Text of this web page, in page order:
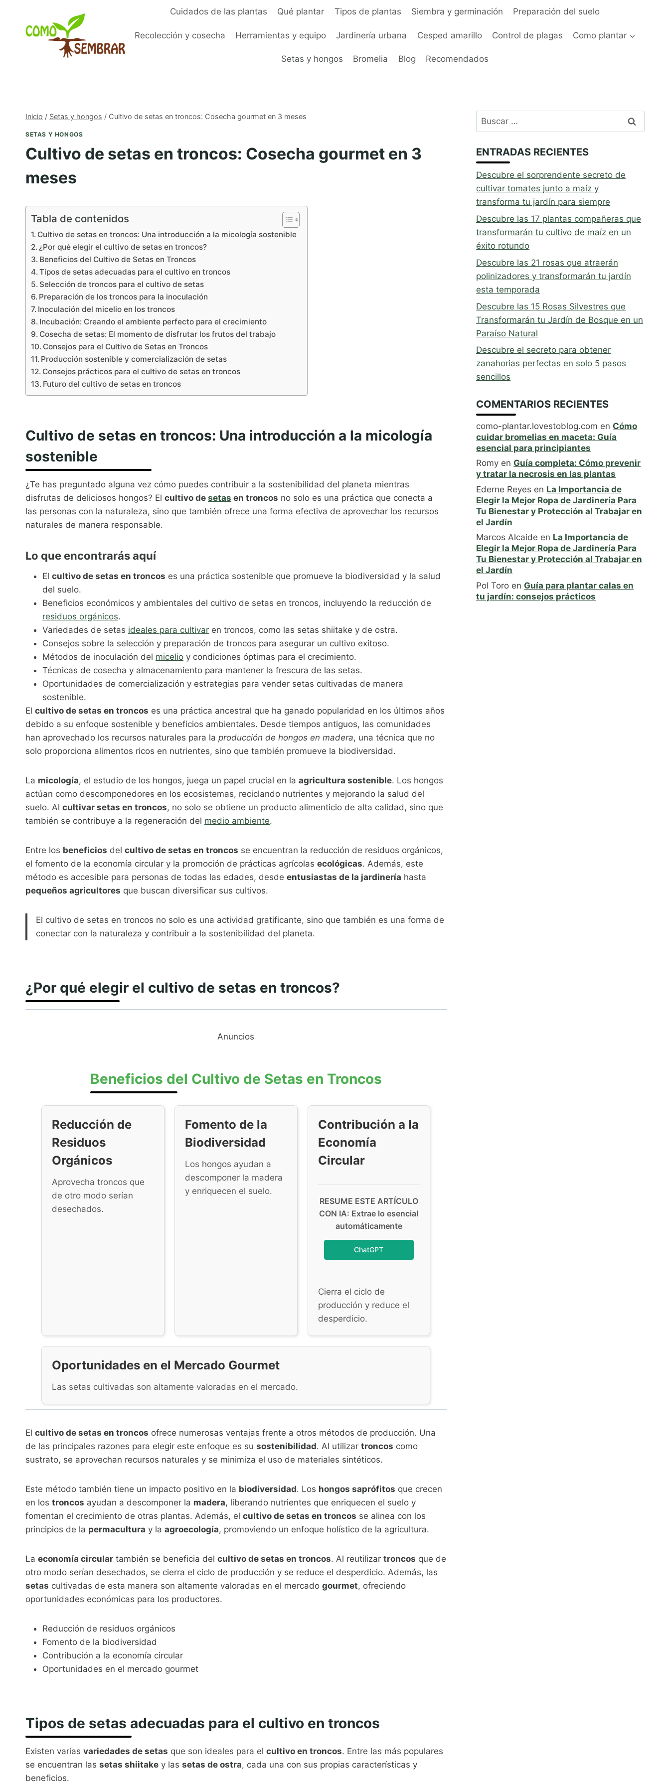
contenido
Cuidados de las plantas Qué plantar Tipos de plantas Siembra y germinación Preparación del suelo
Recolección y cosecha Herramientas y equipo Jardinería urbana Cesped amarillo Control de plagas Como plantar
Setas y hongos Bromelia Blog Recomendados
Inicio / Setas y hongos / Cultivo de setas en troncos: Cosecha gourmet en 3 meses
SETAS Y HONGOS
Cultivo de setas en troncos: Cosecha gourmet en 3
meses
Tabla de contenidos
Cultivo de setas en troncos: Una introducción a la micología sostenible
¿Por qué elegir el cultivo de setas en troncos?
Beneficios del Cultivo de Setas en Troncos
Tipos de setas adecuadas para el cultivo en troncos
Selección de troncos para el cultivo de setas
Preparación de los troncos para la inoculación
Inoculación del micelio en los troncos
Incubación: Creando el ambiente perfecto para el crecimiento
Cosecha de setas: El momento de disfrutar los frutos del trabajo
Consejos para el Cultivo de Setas en Troncos
Producción sostenible y comercialización de setas
Consejos prácticos para el cultivo de setas en troncos
Futuro del cultivo de setas en troncos
Cultivo de setas en troncos: Una introducción a la micología
sostenible
¿Te has preguntado alguna vez cómo puedes contribuir a la sostenibilidad del planeta mientras
disfrutas de deliciosos hongos? El cultivo de setas en troncos no solo es una práctica que conecta a
las personas con la naturaleza, sino que también ofrece una forma efectiva de aprovechar los recursos
naturales de manera responsable.
Lo que encontrarás aquí
El cultivo de setas en troncos es una práctica sostenible que promueve la biodiversidad y la salud
del suelo.
Beneficios económicos y ambientales del cultivo de setas en troncos, incluyendo la reducción de
residuos orgánicos.
Variedades de setas ideales para cultivar en troncos, como las setas shiitake y de ostra.
Consejos sobre la selección y preparación de troncos para asegurar un cultivo exitoso.
Métodos de inoculación del micelio y condiciones óptimas para el crecimiento.
Técnicas de cosecha y almacenamiento para mantener la frescura de las setas.
Oportunidades de comercialización y estrategias para vender setas cultivadas de manera
sostenible.
El cultivo de setas en troncos es una práctica ancestral que ha ganado popularidad en los últimos años
debido a su enfoque sostenible y beneficios ambientales. Desde tiempos antiguos, las comunidades
han aprovechado los recursos naturales para la producción de hongos en madera, una técnica que no
solo proporciona alimentos ricos en nutrientes, sino que también promueve la biodiversidad.
La micología, el estudio de los hongos, juega un papel crucial en la agricultura sostenible. Los hongos
actúan como descomponedores en los ecosistemas, reciclando nutrientes y mejorando la salud del
suelo. Al cultivar setas en troncos, no solo se obtiene un producto alimenticio de alta calidad, sino que
también se contribuye a la regeneración del medio ambiente.
Entre los beneficios del cultivo de setas en troncos se encuentran la reducción de residuos orgánicos,
el fomento de la economía circular y la promoción de prácticas agrícolas ecológicas. Además, este
método es accesible para personas de todas las edades, desde entusiastas de la jardinería hasta
pequeños agricultores que buscan diversificar sus cultivos.
El cultivo de setas en troncos no solo es una actividad gratificante, sino que también es una forma de
conectar con la naturaleza y contribuir a la sostenibilidad del planeta.
¿Por qué elegir el cultivo de setas en troncos?
Anuncios
Beneficios del Cultivo de Setas en Troncos
Reducción de
Residuos
Orgánicos
Aprovecha troncos que
de otro modo serían
desechados.
Fomento de la
Biodiversidad
Los hongos ayudan a
descomponer la madera
y enriquecen el suelo.
Contribución a la
Economía
Circular
RESUME ESTE ARTÍCULO
CON IA: Extrae lo esencial
automáticamente
ChatGPT
Cierra el ciclo de
producción y reduce el
desperdicio.
Oportunidades en el Mercado Gourmet
Las setas cultivadas son altamente valoradas en el mercado.
El cultivo de setas en troncos ofrece numerosas ventajas frente a otros métodos de producción. Una
de las principales razones para elegir este enfoque es su sostenibilidad. Al utilizar troncos como
sustrato, se aprovechan recursos naturales y se minimiza el uso de materiales sintéticos.
Este método también tiene un impacto positivo en la biodiversidad. Los hongos saprófitos que crecen
en los troncos ayudan a descomponer la madera, liberando nutrientes que enriquecen el suelo y
fomentan el crecimiento de otras plantas. Además, el cultivo de setas en troncos se alinea con los
principios de la permacultura y la agroecología, promoviendo un enfoque holístico de la agricultura.
La economía circular también se beneficia del cultivo de setas en troncos. Al reutilizar troncos que de
otro modo serían desechados, se cierra el ciclo de producción y se reduce el desperdicio. Además, las
setas cultivadas de esta manera son altamente valoradas en el mercado gourmet, ofreciendo
oportunidades económicas para los productores.
Reducción de residuos orgánicos
Fomento de la biodiversidad
Contribución a la economía circular
Oportunidades en el mercado gourmet
Tipos de setas adecuadas para el cultivo en troncos
Existen varias variedades de setas que son ideales para el cultivo en troncos. Entre las más populares
se encuentran las setas shiitake y las setas de ostra, cada una con sus propias características y
beneficios.
Buscar:
ENTRADAS RECIENTES
Descubre el sorprendente secreto de
cultivar tomates junto a maíz y
transforma tu jardín para siempre
Descubre las 17 plantas compañeras que
transformarán tu cultivo de maíz en un
éxito rotundo
Descubre las 21 rosas que atraerán
polinizadores y transformarán tu jardín
esta temporada
Descubre las 15 Rosas Silvestres que
Transformarán tu Jardín de Bosque en un
Paraíso Natural
Descubre el secreto para obtener
zanahorias perfectas en solo 5 pasos
sencillos
COMENTARIOS RECIENTES
como-plantar.lovestoblog.com en Cómo
cuidar bromelias en maceta: Guía
esencial para principiantes
Romy en Guía completa: Cómo prevenir
y tratar la necrosis en las plantas
Ederne Reyes en La Importancia de
Elegir la Mejor Ropa de Jardinería Para
Tu Bienestar y Protección al Trabajar en
el Jardín
Marcos Alcaide en La Importancia de
Elegir la Mejor Ropa de Jardinería Para
Tu Bienestar y Protección al Trabajar en
el Jardín
Pol Toro en Guía para plantar calas en
tu jardín: consejos prácticos